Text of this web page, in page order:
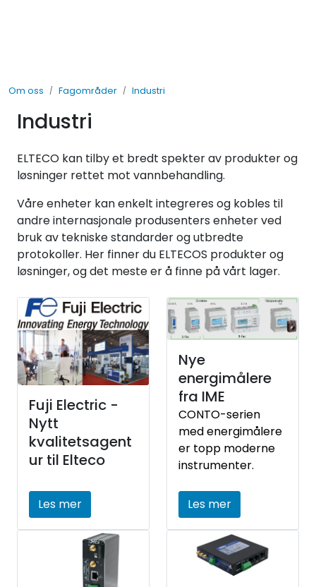
Om oss Fagområder Industri
Industri
ELTECO kan tilby et bredt spekter av produkter og
løsninger rettet mot vannbehandling.
Våre enheter kan enkelt integreres og kobles til
andre internasjonale produsenters enheter ved
bruk av tekniske standarder og utbredte
protokoller. Her finner du ELTECOS produkter og
løsninger, og det meste er å finne på vårt lager.
Fuji Electric -
Nytt
kvalitetsagent
ur til Elteco
Les mer
Nye
energimålere
fra IME
CONTO-serien
med energimålere
er topp moderne
instrumenter.
Les mer
Fabrikkautomatisering
Kontakt oss
Nytt og Nyttig
Bærekraft